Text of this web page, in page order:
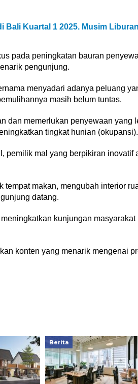
Bali Kuartal 1 2025. Musim
pada peningkatan bauran
pengunjung.
menyadari adanya peluang
masih belum tuntas.
dan memerlukan penyewaan yang
tingkat hunian (okupansi).
pemilik mal yang berpikiran inovatif
makan, mengubah interior
datang.
kunjungan
konten yang menarik mengenai
Berita